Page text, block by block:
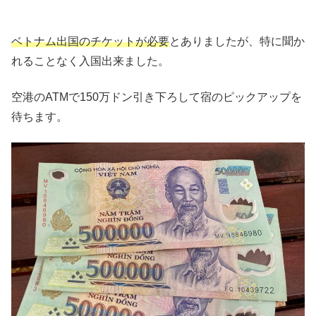
ベトナム出国のチケットが必要とありましたが、特に聞か
れることなく入国出来ました。
空港のATMで150万ドン引き下ろして宿のピックアップを
待ちます。